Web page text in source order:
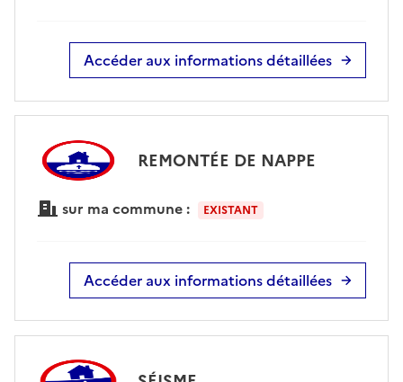
Accéder aux informations détaillées
REMONTÉE DE NAPPE
sur ma commune : EXISTANT
Accéder aux informations détaillées